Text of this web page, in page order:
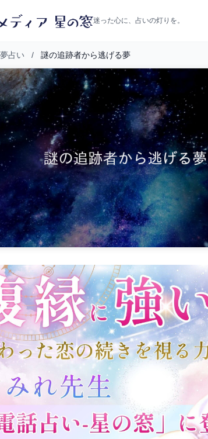
迷った心に、占いの灯りを。
夢占い / 謎の追跡者から逃げる夢